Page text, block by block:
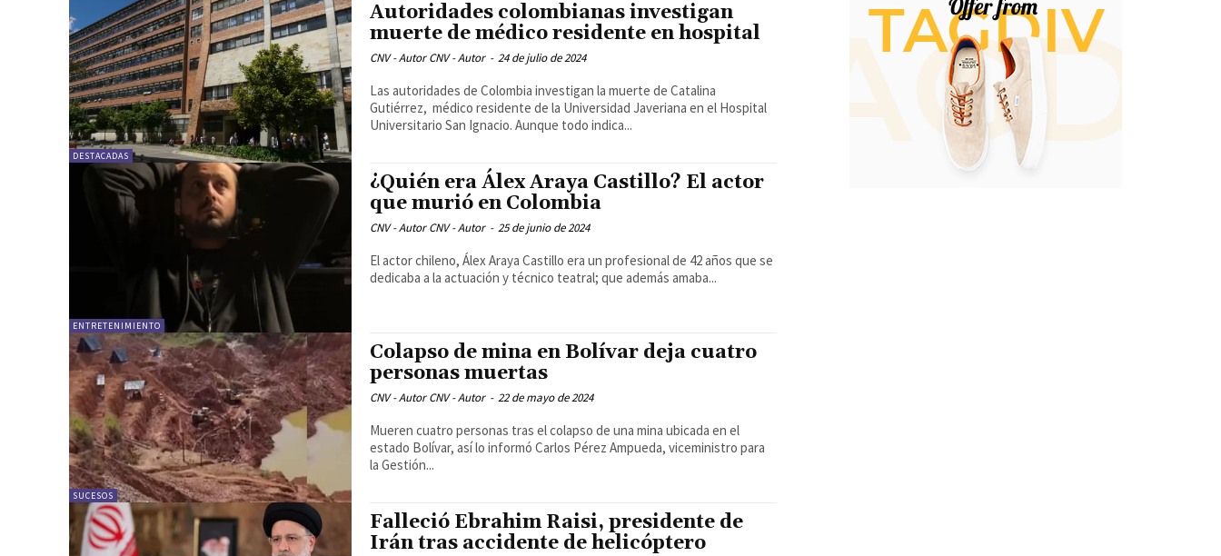
DESTACADAS
Autoridades colombianas investigan
muerte de médico residente en hospital
CNV - Autor CNV - Autor - 24 de julio de 2024
Las autoridades de Colombia investigan la muerte de Catalina
Gutiérrez, médico residente de la Universidad Javeriana en el Hospital
Universitario San Ignacio. Aunque todo indica...
ENTRETENIMIENTO
¿Quién era Álex Araya Castillo? El actor
que murió en Colombia
CNV - Autor CNV - Autor - 25 de junio de 2024
El actor chileno, Álex Araya Castillo era un profesional de 42 años que se
dedicaba a la actuación y técnico teatral; que además amaba...
SUCESOS
Colapso de mina en Bolívar deja cuatro
personas muertas
CNV - Autor CNV - Autor - 22 de mayo de 2024
Mueren cuatro personas tras el colapso de una mina ubicada en el
estado Bolívar, así lo informó Carlos Pérez Ampueda, viceministro para
la Gestión...
Falleció Ebrahim Raisi, presidente de
Irán tras accidente de helicóptero